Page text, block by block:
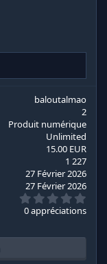
baloutalmao
2
Produit numérique
Unlimited
15.00 EUR
1 227
27 Février 2026
27 Février 2026
.
0
0 appréciations